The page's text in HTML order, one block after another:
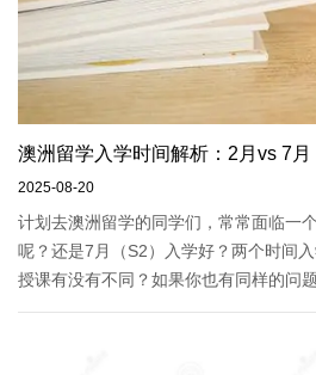
澳洲留学入学时间解析：2月vs 7月
2025-08-20
计划去澳洲留学的同学们，常常面临一
呢？还是7月（S2）入学好？两个时间
授课有没有不同？如果你也有同样的问题